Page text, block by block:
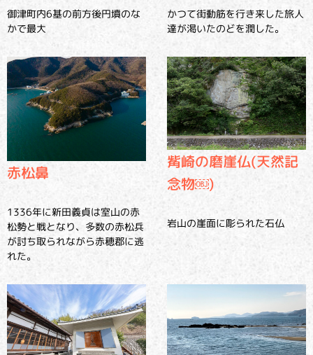
御津町内6基の前方後円墳のな
かで最大
かつて街動筋を行き来した旅人
達が渇いたのどを潤した。
赤松鼻
1336年に新田義貞は室山の赤
松勢と戦となり、多数の赤松兵
が討ち取られながら赤穂郡に逃
れた。
觜崎の磨崖仏(天然記
念物￼)
岩山の崖面に彫られた石仏